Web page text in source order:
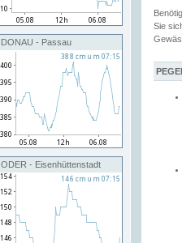
DONAU - Passau
ODER - Eisenhüttenstadt
Sie